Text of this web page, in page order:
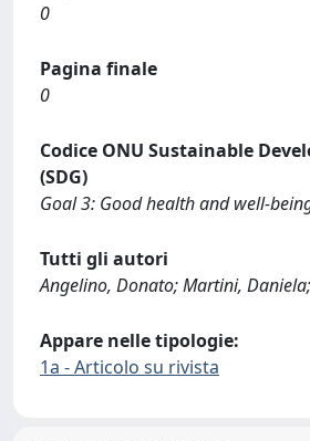
0
Pagina finale
0
Codice ONU Sustainable
(SDG)
Goal 3: Good health and well-
Tutti gli autori
Angelino, Donato; Martini,
Appare nelle tipologie:
1a - Articolo su rivista